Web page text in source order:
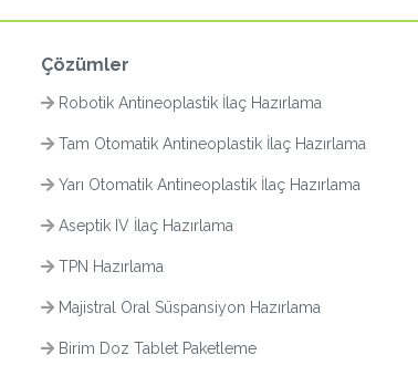
Çözümler
Robotik Antineoplastik İlaç Hazırlama
Tam Otomatik Antineoplastik İlaç Hazırlama
Yarı Otomatik Antineoplastik İlaç Hazırlama
Aseptik IV İlaç Hazırlama
TPN Hazırlama
Majistral Oral Süspansiyon Hazırlama
Birim Doz Tablet Paketleme